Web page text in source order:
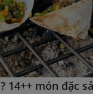
14++ món đặc